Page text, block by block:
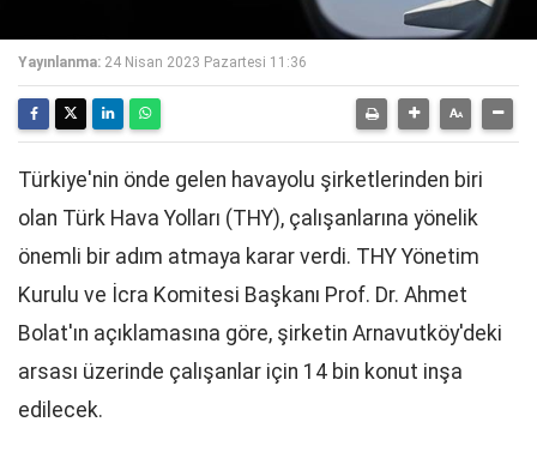
Yayınlanma: 24 Nisan 2023 Pazartesi 11:36
Türkiye'nin önde gelen havayolu şirketlerinden biri
olan Türk Hava Yolları (THY), çalışanlarına yönelik
önemli bir adım atmaya karar verdi. THY Yönetim
Kurulu ve İcra Komitesi Başkanı Prof. Dr. Ahmet
Bolat'ın açıklamasına göre, şirketin Arnavutköy'deki
arsası üzerinde çalışanlar için 14 bin konut inşa
edilecek.